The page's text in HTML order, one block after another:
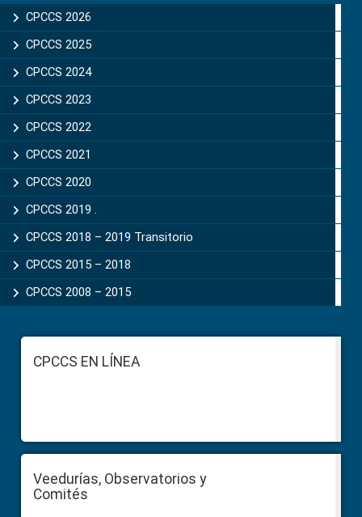
Sidebar
CPCCS 2026
CPCCS 2025
CPCCS 2024
CPCCS 2023
CPCCS 2022
CPCCS 2021
CPCCS 2020
CPCCS 2019 .
CPCCS 2018 – 2019 Transitorio
CPCCS 2015 – 2018
CPCCS 2008 – 2015
FooterCPCCS EN LÍNEA
Veedurías, Observatorios y
Comités